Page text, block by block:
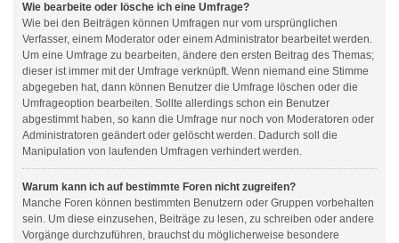
Wie bearbeite oder lösche ich eine Umfrage?
Wie bei den Beiträgen können Umfragen nur vom ursprünglichen
Verfasser, einem Moderator oder einem Administrator bearbeitet werden.
Um eine Umfrage zu bearbeiten, ändere den ersten Beitrag des Themas;
dieser ist immer mit der Umfrage verknüpft. Wenn niemand eine Stimme
abgegeben hat, dann können Benutzer die Umfrage löschen oder die
Umfrageoption bearbeiten. Sollte allerdings schon ein Benutzer
abgestimmt haben, so kann die Umfrage nur noch von Moderatoren oder
Administratoren geändert oder gelöscht werden. Dadurch soll die
Manipulation von laufenden Umfragen verhindert werden.
Warum kann ich auf bestimmte Foren nicht zugreifen?
Manche Foren können bestimmten Benutzern oder Gruppen vorbehalten
sein. Um diese einzusehen, Beiträge zu lesen, zu schreiben oder andere
Vorgänge durchzuführen, brauchst du möglicherweise besondere